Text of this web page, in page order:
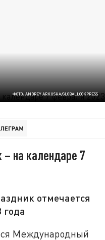
ФОТО: ANDREY ARKUSHA/GLOBALLOOKPRESS
– на календаре 7
отмечается
года
Международный